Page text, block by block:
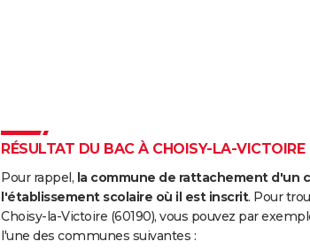
RÉSULTAT DU BAC À CHOISY-LA-
Pour rappel, la commune de rattachement d'un
l'établissement scolaire où il est inscrit. Pour
Choisy-la-Victoire (60190), vous pouvez par
l'une des communes suivantes :